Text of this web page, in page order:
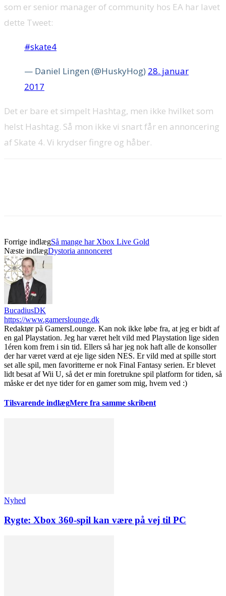
som er senior manager of community hos EA har lavet
dette Tweet:
#skate4
— Daniel Lingen (@HuskyHog) 28. januar
2017
Det er bare et simpelt Hashtag, men ikke hvilket som
helst Hashtag. Så mon ikke vi snart får en annoncering
af Skate 4. Vi krydser fingre og håber.
Forrige indlægSå mange har Xbox Live Gold
Næste indlægDystoria annonceret
BucadiusDK
https://www.gamerslounge.dk
Redaktør på GamersLounge. Kan nok ikke løbe fra, at jeg er bidt af
en gal Playstation. Jeg har været helt vild med Playstation lige siden
1éren kom frem i sin tid. Ellers så har jeg nok haft alle de konsoller
der har været værd at eje lige siden NES. Er vild med at spille stort
set alle spil, men favoritterne er nok Final Fantasy serien. Er blevet
lidt besat af Wii U, så det er min foretrukne spil platform for tiden, så
måske er det nye tider for en gamer som mig, hvem ved :)
Tilsvarende indlægMere fra samme skribent
Nyhed
Rygte: Xbox 360-spil kan være på vej til PC